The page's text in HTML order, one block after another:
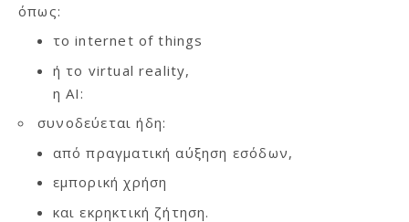
όπως:
το internet of things
ή το virtual reality,
η AI:
συνοδεύεται ήδη:
από πραγματική αύξηση εσόδων,
εμπορική χρήση
και εκρηκτική ζήτηση.